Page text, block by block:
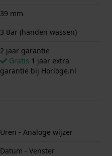
39 mm
3 Bar (handen wassen)
2 jaar garantie
Gratis 1 jaar extra
garantie bij Horloge.nl
Uren - Analoge wijzer
Datum - Venster